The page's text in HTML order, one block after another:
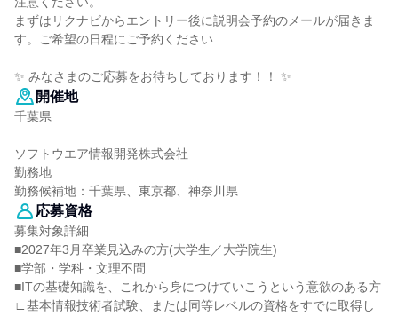
まずはリクナビからエントリー後に説明会予約のメールが届きま
す。ご希望の日程にご予約ください
✨ みなさまのご応募をお待ちしております！！ ✨
開催地
千葉県
ソフトウエア情報開発株式会社
勤務地
勤務候補地：千葉県、東京都、神奈川県
応募資格
募集対象詳細
■2027年3月卒業見込みの方(大学生／大学院生)
■学部・学科・文理不問
■ITの基礎知識を、これから身につけていこうという意欲のある方
∟基本情報技術者試験、または同等レベルの資格をすでに取得し